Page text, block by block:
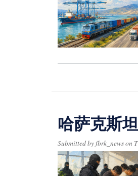
哈萨克斯
Submitted byfbrk_newson